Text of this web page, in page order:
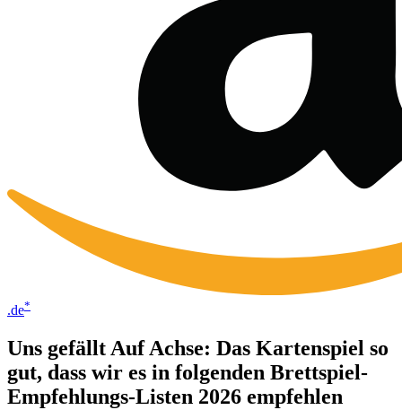
.de*
Uns gefällt Auf Achse: Das Kartenspiel so
gut, dass wir es in folgenden Brettspiel-
Empfehlungs-Listen 2026 empfehlen